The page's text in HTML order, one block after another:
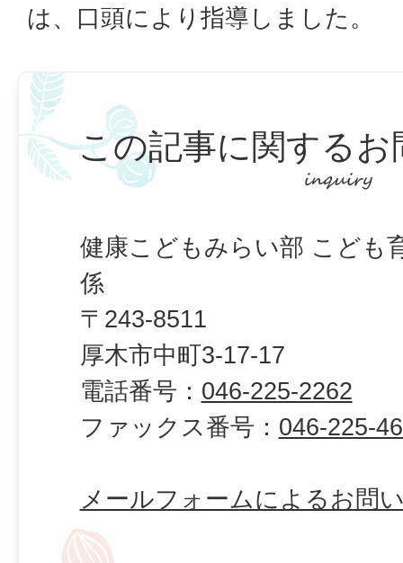
は、口頭により指導しました。
この記事に関するお
健康こどもみらい部 こども
係
〒243-8511
厚木市中町3-17-17
電話番号： 046-225-2262
ファックス番号： 046-225-
メールフォームによるお問